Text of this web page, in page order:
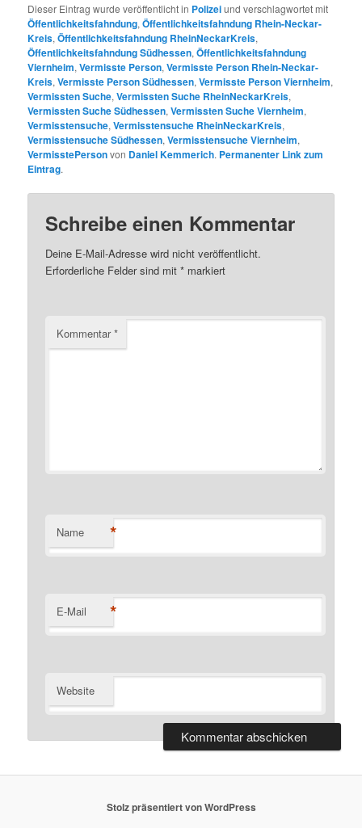
Dieser Eintrag wurde veröffentlicht in Polizeiund verschlagwortet mit
Öffentlichkeitsfahndung,Öffentlichkeitsfahndung Rhein-Neckar-
Kreis,Öffentlichkeitsfahndung RheinNeckarKreis,
Öffentlichkeitsfahndung Südhessen,Öffentlichkeitsfahndung
Viernheim,Vermisste Person,Vermisste Person Rhein-Neckar-
Kreis,Vermisste Person Südhessen,Vermisste Person Viernheim,
Vermissten Suche,Vermissten Suche RheinNeckarKreis,
Vermissten Suche Südhessen,Vermissten Suche Viernheim,
Vermisstensuche,Vermisstensuche RheinNeckarKreis,
Vermisstensuche Südhessen,Vermisstensuche Viernheim,
VermisstePersonvon Daniel Kemmerich. Permanenter Link zum
Eintrag.
Schreibe einen Kommentar
Deine E-Mail-Adresse wird nicht veröffentlicht.
Erforderliche Felder sind mit* markiert
Kommentar*
Name *
E-Mail *
Website
Stolz präsentiert von WordPress